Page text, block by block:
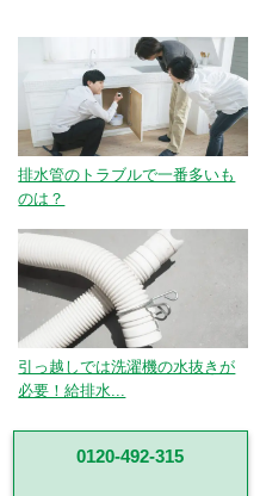
排水管のトラブルで一番多いも
のは？
引っ越しでは洗濯機の水抜きが
必要！給排水...
0120-492-315